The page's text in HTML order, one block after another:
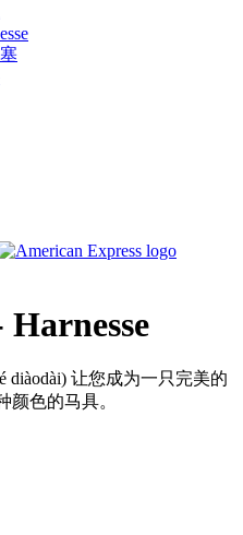
diàodài) 让您成为一只完美的
颜色的马具。